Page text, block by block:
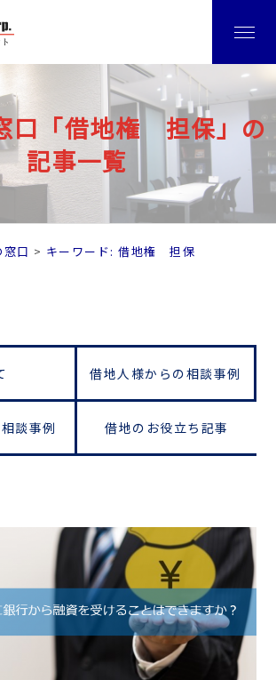
口「借地権 担保」の
記事一覧
口 キーワード: 借地権 担保
借地人様からの相談事例
談事例 借地のお役立ち記事